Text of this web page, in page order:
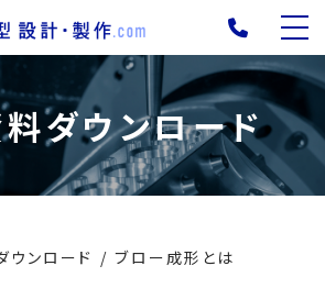
ダウンロード
ウンロード ブロー成形とは